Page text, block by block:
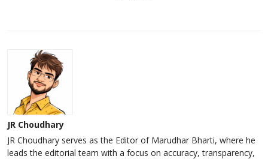
JR Choudhary
JR Choudhary serves as the Editor of Marudhar Bharti, where he
leads the editorial team with a focus on accuracy, transparency,